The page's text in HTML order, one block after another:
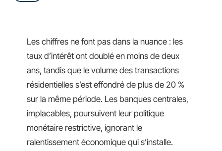
Les chiffres ne font pas dans la nuance : les
taux d’intérêt ont doublé en moins de deux
ans, tandis que le volume des transactions
résidentielles s’est effondré de plus de 20 %
sur la même période. Les banques centrales,
implacables, poursuivent leur politique
monétaire restrictive, ignorant le
ralentissement économique qui s’installe.